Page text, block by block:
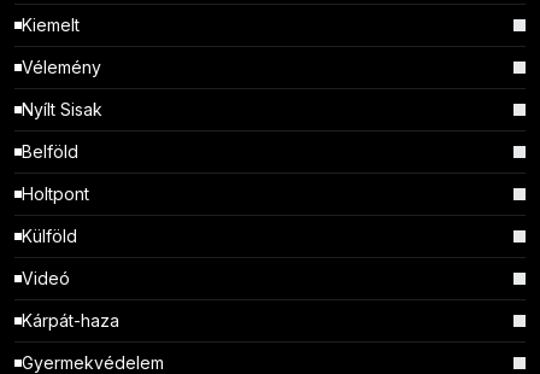
Kiemelt
Vélemény
Nyílt Sisak
Belföld
Holtpont
Külföld
Videó
Kárpát-haza
Gyermekvédelem